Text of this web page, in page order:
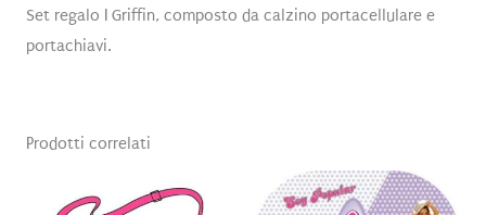
Set regalo I Griffin, composto da calzino portacellulare e
portachiavi.
Prodotti correlati